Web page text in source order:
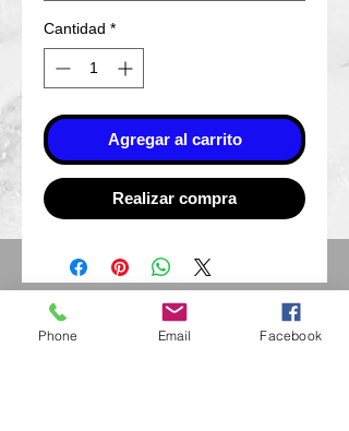
Cantidad *
Agregar al carrito
Realizar compra
Eurl Extravintage Optica
46 Av Pierre Mendes France
Phone Email Facebook